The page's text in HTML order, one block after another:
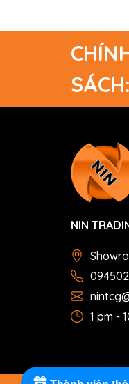
SÁCH:
NIN
1 pm -